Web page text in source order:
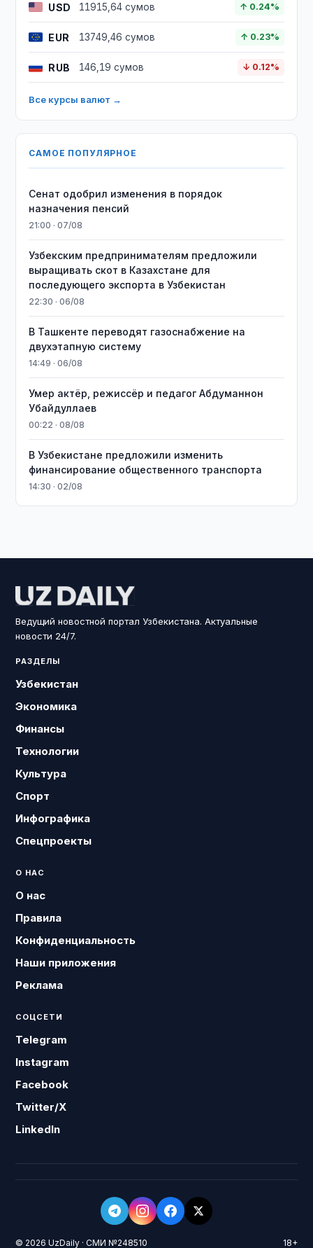
USD 11915,64 сумов ↑ 0.24%
EUR 13749,46 сумов ↑ 0.23%
RUB 146,19 сумов ↓ 0.12%
Все курсы валют →
САМОЕ ПОПУЛЯРНОЕ
Сенат одобрил изменения в порядок
назначения пенсий
21:00 · 07/08
Узбекским предпринимателям предложили
выращивать скот в Казахстане для
последующего экспорта в Узбекистан
22:30 · 06/08
В Ташкенте переводят газоснабжение на
двухэтапную систему
14:49 · 06/08
Умер актёр, режиссёр и педагог Абдуманнон
Убайдуллаев
00:22 · 08/08
В Узбекистане предложили изменить
финансирование общественного транспорта
14:30 · 02/08
Ведущий новостной портал Узбекистана. Актуальные
новости 24/7.
РАЗДЕЛЫ
Узбекистан
Экономика
Финансы
Технологии
Культура
Спорт
Инфографика
Спецпроекты
О НАС
О нас
Правила
Конфиденциальность
Наши приложения
Реклама
СОЦСЕТИ
Telegram
Instagram
Facebook
Twitter/X
LinkedIn
© 2026 UzDaily · СМИ №248510 18+